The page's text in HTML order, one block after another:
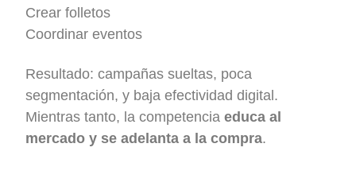
Crear folletos
Coordinar eventos
Resultado: campañas sueltas, poca
segmentación, y baja efectividad digital.
Mientras tanto, la competenciaeduca al
mercado y se adelanta a la compra.